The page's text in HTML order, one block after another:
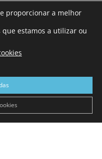
e mais de 90 anos de
de 40.000 leitores por
distribuição em Portugal
online.
proporcionar a melhor
que estamos a utilizar ou